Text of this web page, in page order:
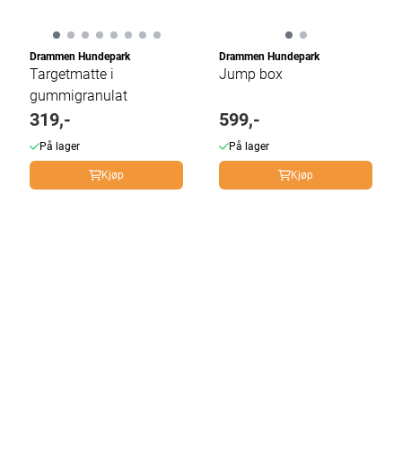
Drammen Hundepark
Targetmatte i
gummigranulat
319,-
På lager
Kjøp
Drammen Hundepark
Jump box
599,-
På lager
Kjøp